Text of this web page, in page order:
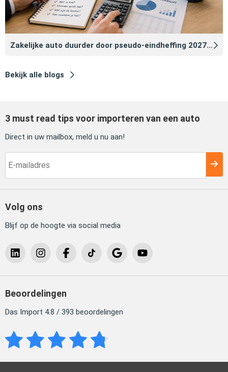
Zakelijke auto duurder door pseudo‑eindheffing 2027: zo voorkomt u dat
Bekijk alle blogs
3 must read tips voor importeren van een auto
Direct in uw mailbox, meld u nu aan!
Volg ons
Blijf op de hoogte via social media
Beoordelingen
Das Import 4.8 / 393 beoordelingen